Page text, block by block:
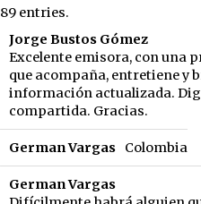
89 entries.
Jorge Bustos Gómez
Excelente emisora, con una
que acompaña, entretiene y
información actualizada.
compartida. Gracias.
German Vargas Colombia
German Vargas